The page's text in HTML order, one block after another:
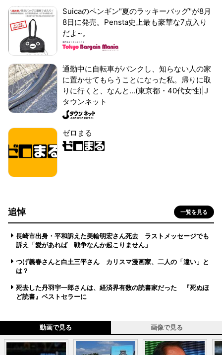
Suicaのペンギン"夏のラッキーバッグ"が8月
8日に発売。Pensta史上最も豪華な7点入り
だよ~。
通勤中に自転車がパンクし、知らない人の家
に置かせてもらうことになった私。帰りに取
りに行くと、なんと...(東京都・40代女性)|J
タウンネット
ゼロまる
追悼 一覧を見る
長崎市出身・平和訴えた美輪明宏さん死去 ラストメッセージでも
訴え「愛があれば 戦争なんか起こりません」
つげ義春さんと白土三平さん カリスマ漫画家、二人の「違い」と
は？
死去した丹羽宇一郎さんは、経済界有数の読書家だった 『死ぬほ
ど読書』ベストセラーに
動画で見る 画像で見る